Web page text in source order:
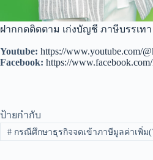
ฝากกดติดตาม เก่งบัญชี ภาษีบรรเ
Youtube: https://www.youtube.com/
Facebook: https://
ป้ายกำกับ
#กรณีศึกษาธุรกิจจดเข้าภาษีมูลค่าเพิ่ม